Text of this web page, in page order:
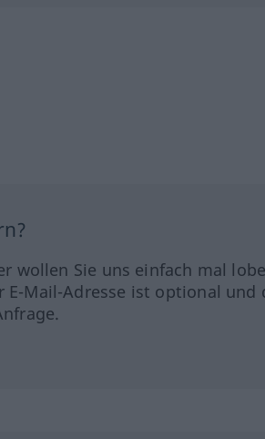
wollen Sie uns einfach mal
E-Mail-Adresse ist optional und